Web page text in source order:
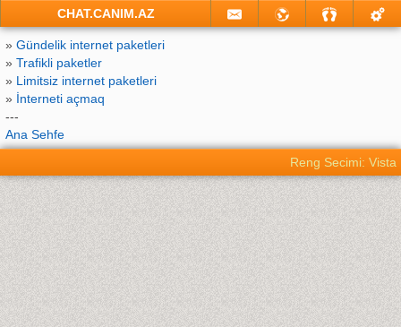
CHAT.CANIM.AZ
» Gündelik internet paketleri
» Trafikli paketler
» Limitsiz internet paketleri
» İnterneti açmaq
---
Ana Sehfe
Reng Secimi: Vista